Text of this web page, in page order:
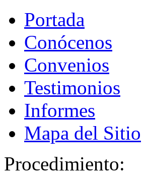
Portada
Conócenos
Convenios
Testimonios
Informes
Mapa del Sitio
Procedimiento: